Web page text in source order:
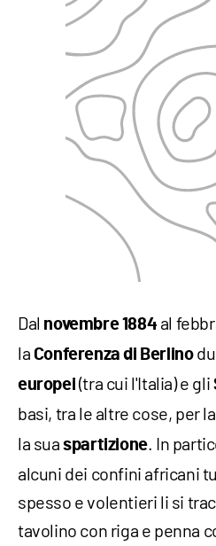
Dal novembre 1884al
la Conferenza di Berlino
europei (tra cui l'Italia) e gli
basi, tra le altre cose, per
la suaspartizione. In
alcuni dei confini africani
spesso e volentieri li si
tavolino con riga e penna